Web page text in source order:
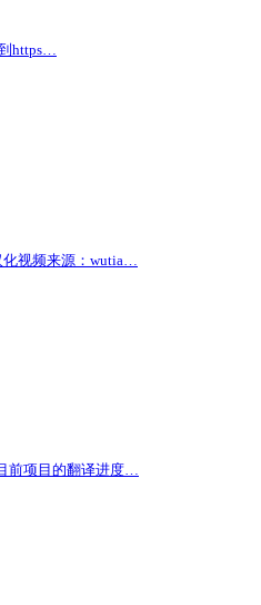
https…
视频来源：wutia…
前项目的翻译进度…